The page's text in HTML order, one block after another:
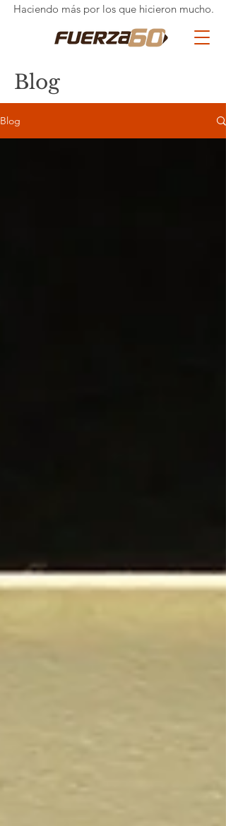
Haciendo más por los que hicieron mucho.
Blog
Blog